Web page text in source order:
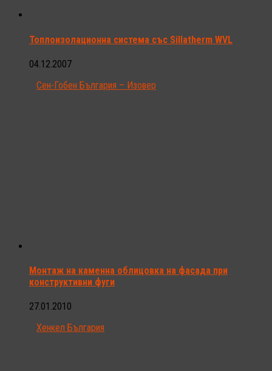
Топлоизолационна система със Sillatherm WVL
04.12.2007
Сен-Гобен България – Изовер
Монтаж на каменна облицовка на фасада при
конструктивни фуги
27.01.2010
Хенкел България